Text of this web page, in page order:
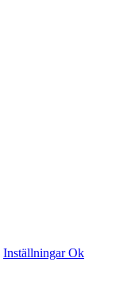
InställningarOk